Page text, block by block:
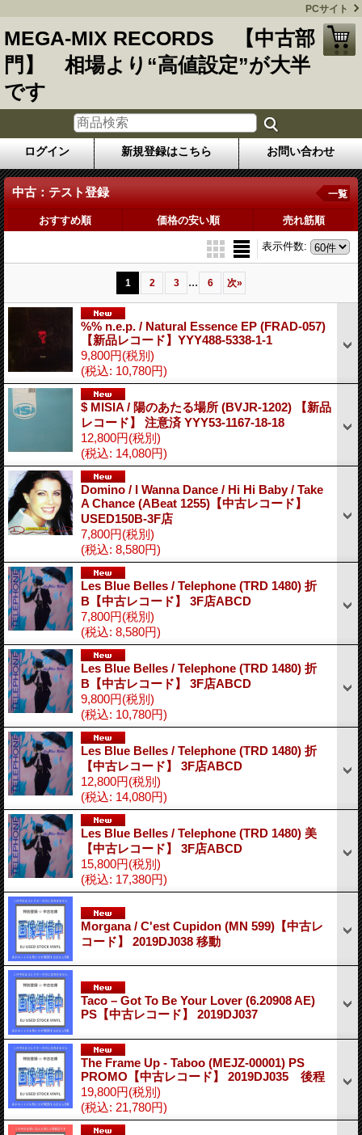
PCサイト
MEGA-MIX RECORDS 【中古部
門】 相場より“高値設定”が大半
です
ログイン 新規登録はこちら お問い合わせ
中古：テスト登録 一覧
おすすめ順 価格の安い順 売れ筋順
表示件数:
1 2 3 ... 6 次»
%% n.e.p. / Natural Essence EP (FRAD-057)
【新品レコード】YYY488-5338-1-1
9,800円(税別)
(税込: 10,780円)
$ MISIA / 陽のあたる場所 (BVJR-1202) 【新品
レコード】 注意済 YYY53-1167-18-18
12,800円(税別)
(税込: 14,080円)
Domino / I Wanna Dance / Hi Hi Baby / Take
A Chance (ABeat 1255)【中古レコード】
USED150B-3F店
7,800円(税別)
(税込: 8,580円)
Les Blue Belles / Telephone (TRD 1480) 折
B【中古レコード】 3F店ABCD
7,800円(税別)
(税込: 8,580円)
Les Blue Belles / Telephone (TRD 1480) 折
B【中古レコード】 3F店ABCD
9,800円(税別)
(税込: 10,780円)
Les Blue Belles / Telephone (TRD 1480) 折
【中古レコード】 3F店ABCD
12,800円(税別)
(税込: 14,080円)
Les Blue Belles / Telephone (TRD 1480) 美
【中古レコード】 3F店ABCD
15,800円(税別)
(税込: 17,380円)
Morgana / C'est Cupidon (MN 599)【中古レ
コード】 2019DJ038 移動
Taco – Got To Be Your Lover (6.20908 AE)
PS【中古レコード】 2019DJ037
The Frame Up - Taboo (MEJZ-00001) PS
PROMO【中古レコード】 2019DJ035 後程
19,800円(税別)
(税込: 21,780円)